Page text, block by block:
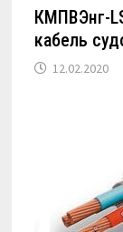
КМПВЭнг-
кабель
12.02.2020